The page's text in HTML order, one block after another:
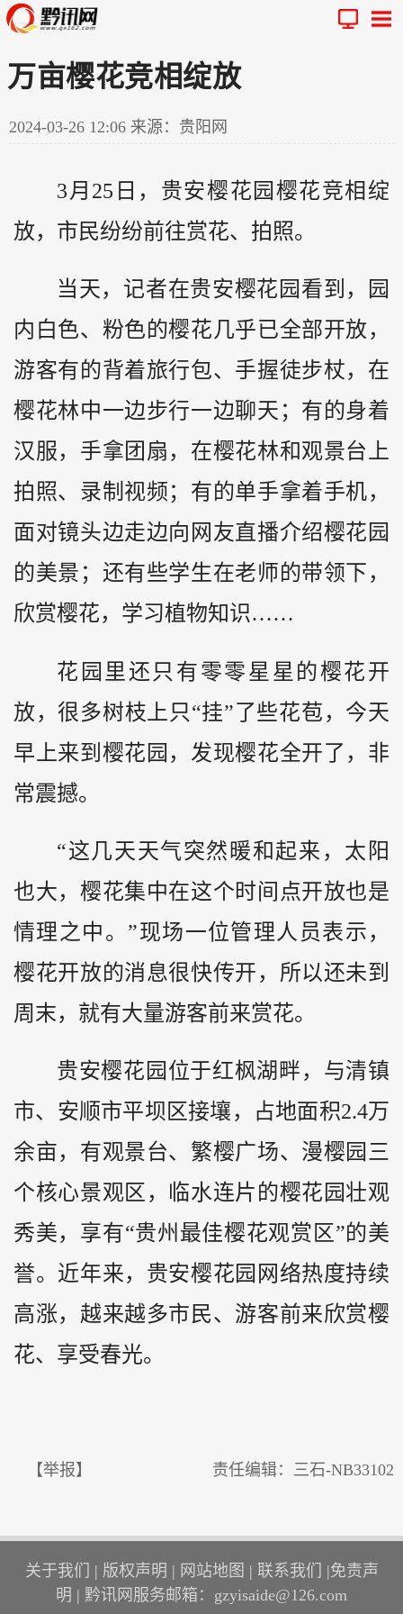
万亩樱花竞相绽放
2024-03-26 12:06 来源：贵阳网
3月25日，贵安樱花园樱花竞相绽
放，市民纷纷前往赏花、拍照。
当天，记者在贵安樱花园看到，园
内白色、粉色的樱花几乎已全部开放，
游客有的背着旅行包、手握徒步杖，在
樱花林中一边步行一边聊天；有的身着
汉服，手拿团扇，在樱花林和观景台上
拍照、录制视频；有的单手拿着手机，
面对镜头边走边向网友直播介绍樱花园
的美景；还有些学生在老师的带领下，
欣赏樱花，学习植物知识……
花园里还只有零零星星的樱花开
放，很多树枝上只“挂”了些花苞，今天
早上来到樱花园，发现樱花全开了，非
常震撼。
“这几天天气突然暖和起来，太阳
也大，樱花集中在这个时间点开放也是
情理之中。”现场一位管理人员表示，
樱花开放的消息很快传开，所以还未到
周末，就有大量游客前来赏花。
贵安樱花园位于红枫湖畔，与清镇
市、安顺市平坝区接壤，占地面积2.4万
余亩，有观景台、繁樱广场、漫樱园三
个核心景观区，临水连片的樱花园壮观
秀美，享有“贵州 最佳樱花观赏区”的美
誉。近年来，贵安樱花园网络热度持续
高涨，越来越多市民、游客前来欣赏樱
花、享受春光。
【举报】 责任编辑：三石-NB33102
关于我们 | 版权声明 | 网站地图 | 联系我们 |免责声
明 | 黔讯网服务邮箱：gzyisaide@126.com